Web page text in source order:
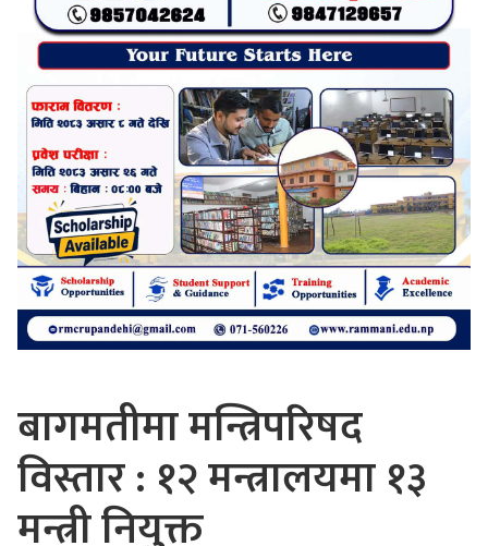
बागमतीमा मन्त्रिपरिषद
विस्तार : १२ मन्त्रालयमा १३
मन्त्री नियुक्त